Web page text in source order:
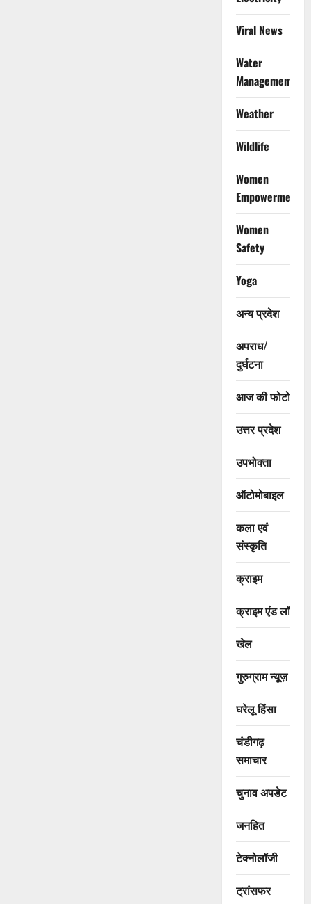
Viral News
Water
Management
Weather
Wildlife
Women
Empowerment
Women
Safety
Yoga
अन्य प्रदेश
अपराध/
दुर्घटना
आज की फोटो
उत्तर प्रदेश
उपभोक्ता
ऑटोमोबाइल
कला एवं
संस्कृति
क्राइम
क्राइम एंड लॉ
खेल
गुरुग्राम न्यूज़
घरेलू हिंसा
चंडीगढ़
समाचार
चुनाव अपडेट
जनहित
टेक्नोलॉजी
ट्रांसफर